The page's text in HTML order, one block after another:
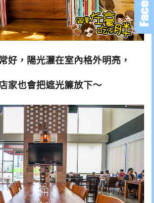
好，陽光灑在室內格外明亮，
家也會把遮光簾放下～